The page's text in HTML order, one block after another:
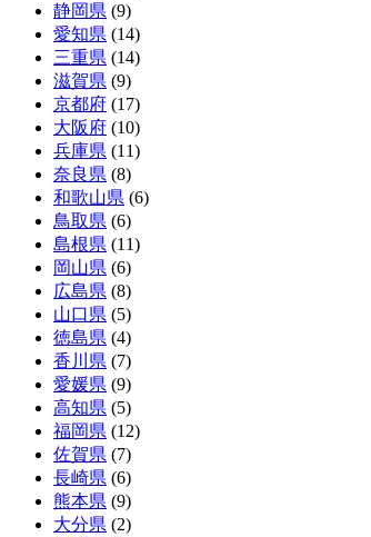
静岡県 (9)
愛知県 (14)
三重県 (14)
滋賀県 (9)
京都府 (17)
大阪府 (10)
兵庫県 (11)
奈良県 (8)
和歌山県 (6)
鳥取県 (6)
島根県 (11)
岡山県 (6)
広島県 (8)
山口県 (5)
徳島県 (4)
香川県 (7)
愛媛県 (9)
高知県 (5)
福岡県 (12)
佐賀県 (7)
長崎県 (6)
熊本県 (9)
大分県 (2)